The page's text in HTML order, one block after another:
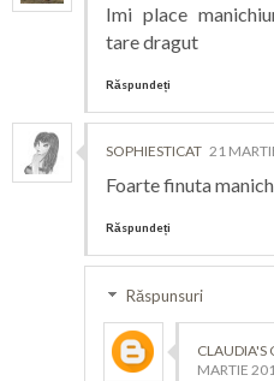
Imi place
tare dragut
Răspundeți
SOPHIESTICAT 21
Foarte finuta
Răspundeți
Răspunsuri
CLAUDIA'S
MARTIE